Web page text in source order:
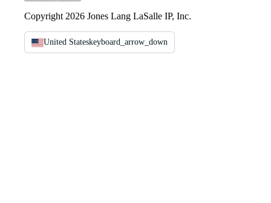
Copyright 2026 Jones Lang LaSalle IP, Inc.
United Stateskeyboard_arrow_down